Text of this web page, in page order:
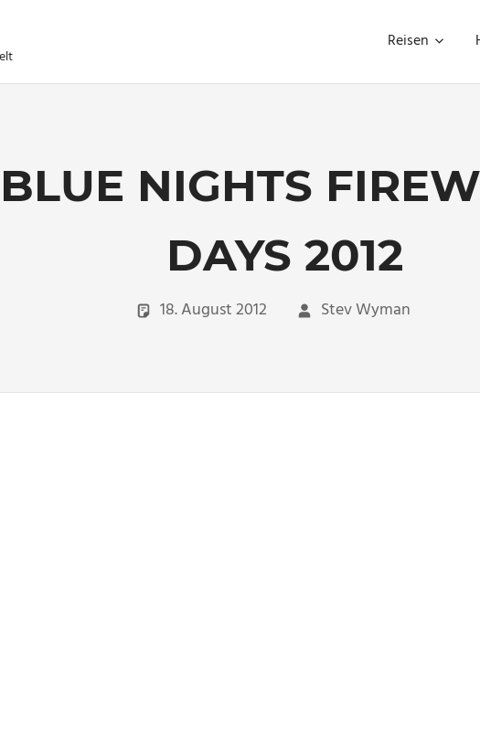
Reisen
NIGHTS
DAYS 2012
18. August 2012 Stev Wyman